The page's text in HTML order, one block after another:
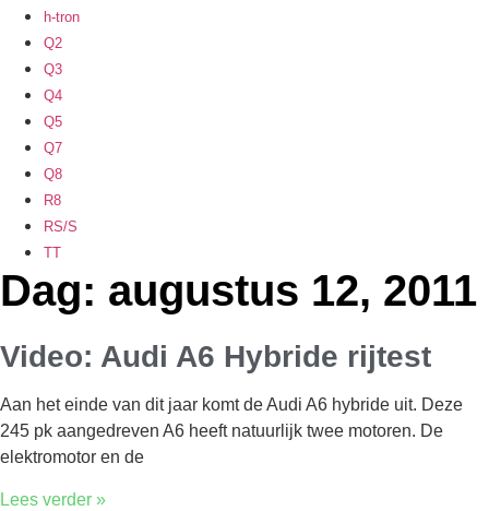
h-tron
Q2
Q3
Q4
Q5
Q7
Q8
R8
RS/S
TT
Dag: augustus 12, 2011
Video: Audi A6 Hybride rijtest
Aan het einde van dit jaar komt de Audi A6 hybride uit. Deze
245 pk aangedreven A6 heeft natuurlijk twee motoren. De
elektromotor en de
Lees verder »